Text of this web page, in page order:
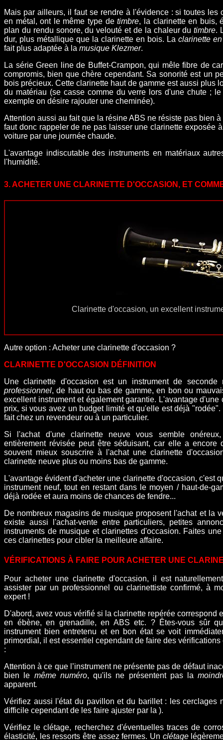
Mais par ailleurs, il faut se rendre à l'évidence : si toutes
en métal, ont le même type detimbre, la clarinette en buis,
plan du rendu sonore, du velouté et de la chaleur dutimbre.
dur, plus métallique que la clarinette en bois. Laclarinette
fait plus adaptée à la musique Klezmer.
La série Green line de Buffet-Crampon, qui mêle fibre de
compromis, bien que chère cependant. Sa sonorité est un
bois précieux. Cette clarinette haut de gamme est aussi plus
du matériau (se casse comme du verre lors d'une chute ;
exemple on désire rajouter une cheminée).
Attention aussi au fait que la résine ABS ne résiste pas bien
faut donc rappeler de ne pas laisser une clarinette exposée
voiture par une journée chaude.
L'avantage indiscutable des instruments en matériaux
l'humidité.
3. ACHETER UNE CLARINETTE D'OCCASION, ET
Clarinette d'occasion, un excellent
Autre option : Acheter une clarinette d'occasion ?
CLARINETTE D'OCCASION DÉFINITION
Une clarinette d'occasion est un instrument de
professionnel, de haut ou bas de gamme, en bon ou
excellent instrument et également garantie. L'avantage
prix, si vous avez un budget limité et qu'elle est déjà "rodée".
fait chez un revendeur ou à un particulier.
Si l'achat d'une clarinette neuve vous semble
entièrement révisée peut être séduisant, car elle a
souvent mieux souscrire à l'achat une clarinette
clarinette neuve plus ou moins bas de gamme.
L'avantage évident d'acheter une clarinette d'occasion, c'est
instrument neuf, tout en restant dans le moyen / haut-de-
déjà rodée et aura moins de chances de fendre...
De nombreux magasins de musique proposent l'achat et la
existe aussi l'achat-vente entre particuliers, petites
instruments de musique et clarinettes d'occasion. Faites
ces clarinettes pour cibler la meilleure affaire.
VÉRIFICATIONS À FAIRE POUR ACHETER UNE
Pour acheter une clarinette d'occasion, il est
assister par un professionnel ou clarinettiste confirmé, à
expert !
D'abord, avez vous vérifié si la clarinette repérée correspond
en ébène, en grenadille, en ABS etc. ? Êtes-vous sûr
instrument bien entretenu et en bon état se voit
primordial, il est essentiel cependant de faire des
:
Attention à ce que l’instrument ne présente pas de défaut
bien le même numéro, qu'ils ne présentent pas la
apparent.
Vérifiez aussi l'état du pavillon et du barillet : les cerclages
difficile cependant de les faire ajuster par la ).
Vérifiez le clétage, recherchez d'éventuelles traces de
élasticité, les ressorts être assez fermes. Un clétage